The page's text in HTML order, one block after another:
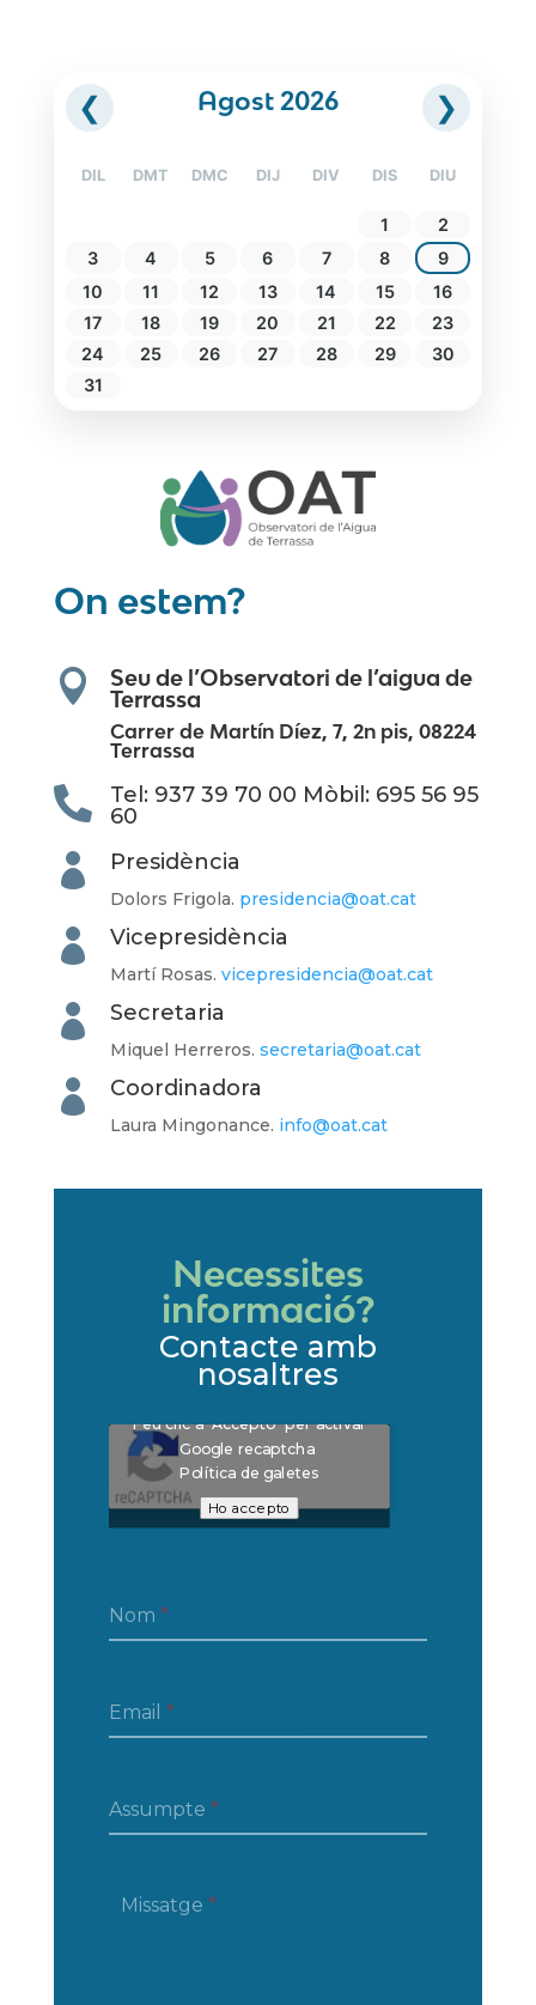
❮ Agost 2026 ❯
DIL DMT DMC DIJ DIV DIS DIU
1
2
3
4 5 6 7 8
9
10
11 12 13 14 15
16
17
18 19 20 21 22
23
24
25 26 27 28 29
30
31
On estem?

Seu de l’Observatori de l’aigua de
Terrassa
Carrer de Martín Díez, 7, 2n pis, 08224
Terrassa

Tel: 937 39 70 00 Mòbil: 695 56 95
60
 Presidència
Dolors Frigola. presidencia@oat.cat
 Vicepresidència
Martí Rosas. vicepresidencia@oat.cat
 Secretaria
Miquel Herreros. secretaria@oat.cat
 Coordinadora
Laura Mingonance. info@oat.cat
Necessites
informació?
Contacte amb
nosaltres
Feu clic a "Accepto" per activar
Google recaptcha
Política de galetes
Ho accepto
Nom *
Email *
Assumpte *
Missatge *